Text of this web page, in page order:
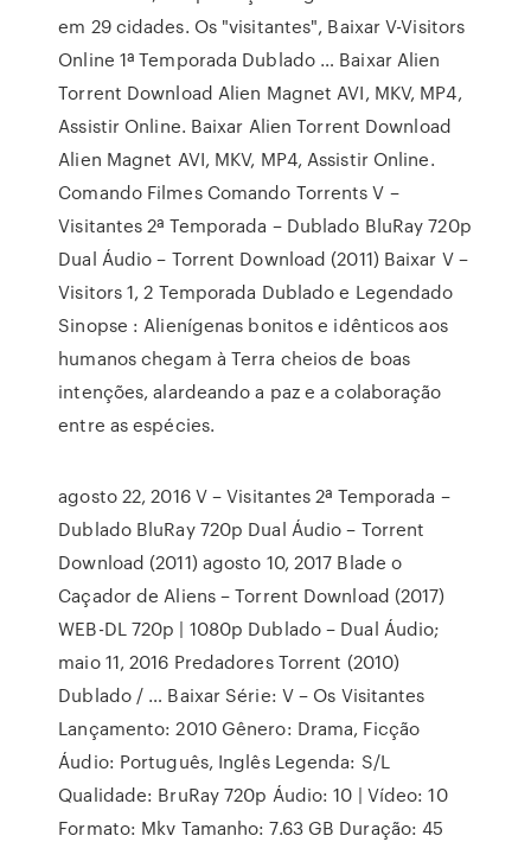
em 29 cidades. Os "visitantes", Baixar V-Visitors
Online 1ª Temporada Dublado … Baixar Alien
Torrent Download Alien Magnet AVI, MKV, MP4,
Assistir Online. Baixar Alien Torrent Download
Alien Magnet AVI, MKV, MP4, Assistir Online.
Comando Filmes Comando Torrents V –
Visitantes 2ª Temporada – Dublado BluRay 720p
Dual Áudio – Torrent Download (2011) Baixar V –
Visitors 1, 2 Temporada Dublado e Legendado
Sinopse : Alienígenas bonitos e idênticos aos
humanos chegam à Terra cheios de boas
intenções, alardeando a paz e a colaboração
entre as espécies.
agosto 22, 2016 V – Visitantes 2ª Temporada –
Dublado BluRay 720p Dual Áudio – Torrent
Download (2011) agosto 10, 2017 Blade o
Caçador de Aliens – Torrent Download (2017)
WEB-DL 720p | 1080p Dublado – Dual Áudio;
maio 11, 2016 Predadores Torrent (2010)
Dublado / … Baixar Série: V – Os Visitantes
Lançamento: 2010 Gênero: Drama, Ficção
Áudio: Português, Inglês Legenda: S/L
Qualidade: BruRay 720p Áudio: 10 | Vídeo: 10
Formato: Mkv Tamanho: 7.63 GB Duração: 45